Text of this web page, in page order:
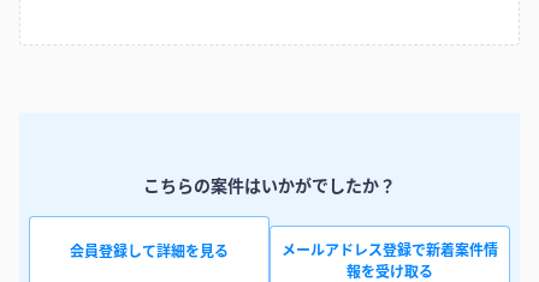
こちらの案件はいかがでしたか？
会員登録して詳細を見る
メールアドレス登録で新着案件情
報を受け取る